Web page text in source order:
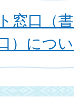
窓口（
）につ